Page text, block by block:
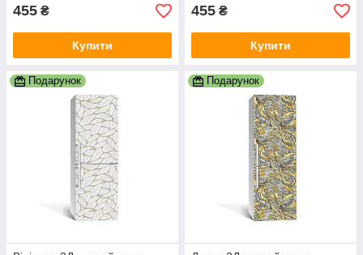
455 ₴
Купити
455 ₴
Купити
Подарунок Подарунок